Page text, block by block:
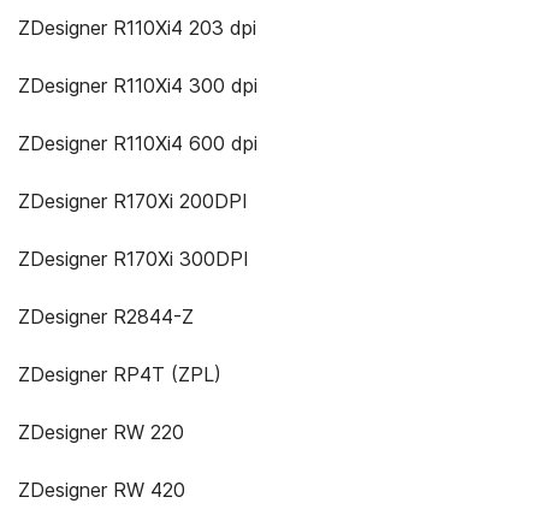
ZDesigner R110Xi4 203 dpi
ZDesigner R110Xi4 300 dpi
ZDesigner R110Xi4 600 dpi
ZDesigner R170Xi 200DPI
ZDesigner R170Xi 300DPI
ZDesigner R2844-Z
ZDesigner RP4T (ZPL)
ZDesigner RW 220
ZDesigner RW 420